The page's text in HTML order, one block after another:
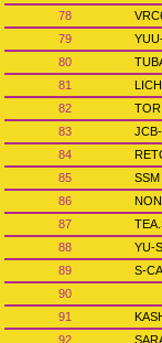
78
79
80
81
82
TOR
83
84
85
SSM
86
87
88
YU-
89
S-
90
91
92